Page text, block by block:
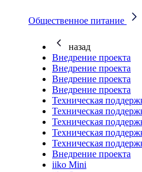
Общественное питание
назад
Внедрение проекта
Внедрение проекта
Внедрение проекта
Внедрение проекта
Техническая
Техническая
Техническая
Техническая
Техническая
Внедрение проекта
iiko Mini